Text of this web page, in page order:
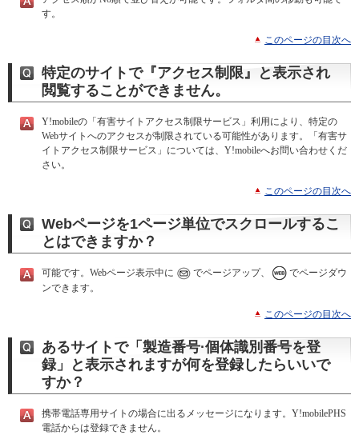
す。
このページの目次へ
特定のサイトで『アクセス制限』と表示され
閲覧することができません。
Y!mobileの「有害サイトアクセス制限サービス」利用により、特定の
Webサイトへのアクセスが制限されている可能性があります。「有害サ
イトアクセス制限サービス」については、Y!mobileへお問い合わせくだ
さい。
このページの目次へ
Webページを1ページ単位でスクロールするこ
とはできますか？
可能です。Webページ表示中に でページアップ、
でページダウ
ンできます。
このページの目次へ
あるサイトで「製造番号·個体識別番号を登
録」と表示されますが何を登録したらいいで
すか？
携帯電話専用サイトの場合に出るメッセージになります。Y!mobilePHS
電話からは登録できません。